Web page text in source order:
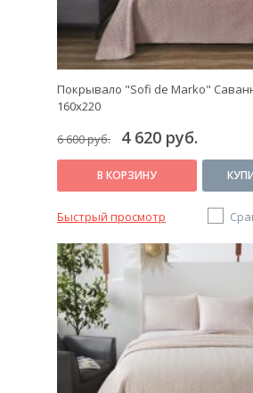
Покрывало "Sofi de Marko"
160х220
6 600 руб. 4 620 руб.
В КОРЗИНУ
Быстрый просмотр